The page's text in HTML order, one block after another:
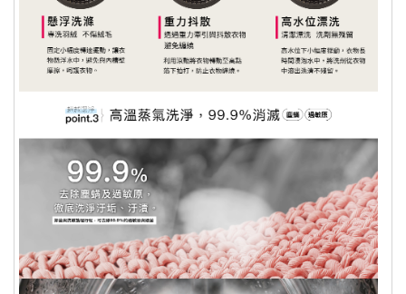
若為需安裝或是另外施工商品服務，因
商品屬性關係，將有專人與您約定安裝
針對大型商品(包括：大型家電、家具
床墊、健身按摩器材、車類...等)，我
們將於完成收款確認後，三天內〈不含
例假日〉將會有專人與您確認相關配送
細節等的聯繫。偏遠地區、樓層費及其
它加價費用，皆由廠商於約定配送時一
併告知，廠商將保留出貨與否的權利。